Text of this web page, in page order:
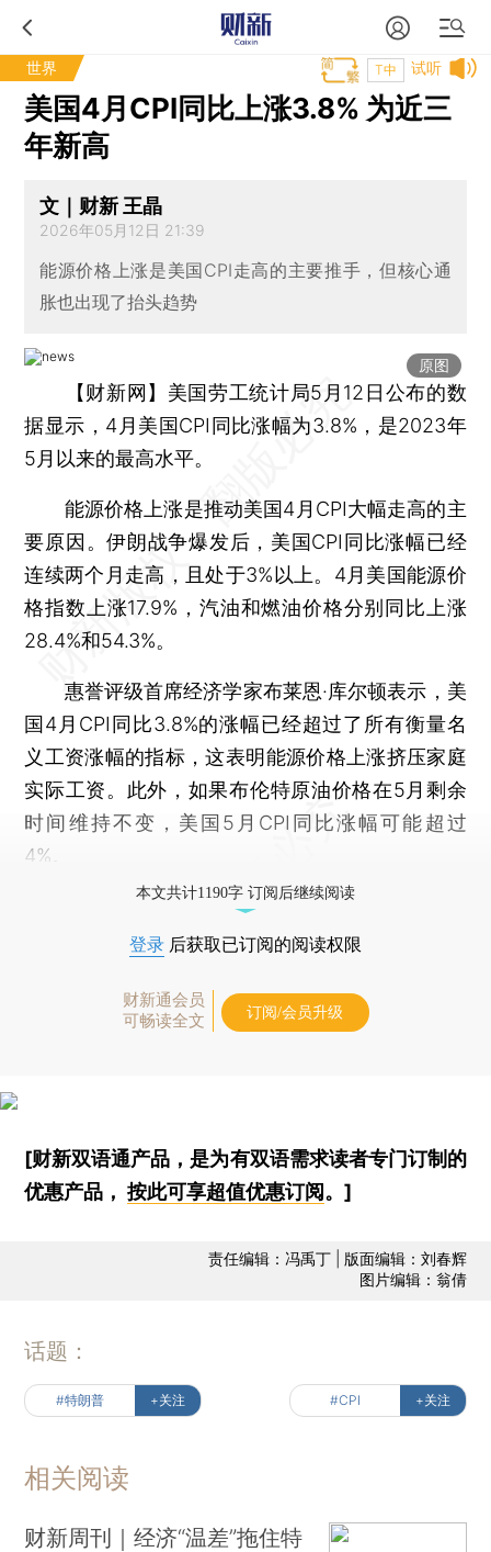
世界 试听
T中
美国4月CPI同比上涨3.8% 为近三
年新高
文｜财新 王晶
2026年05月12日 21:39
能源价格上涨是美国CPI走高的主要推手，但核心通
胀也出现了抬头趋势
原图
【财新网】 美国劳工统计局5月12日公布的数
据显示，4月美国CPI同比涨幅为3.8%，是2023年
5月以来的最高水平。
能源价格上涨是推动美国4月CPI大幅走高的主
要原因。伊朗战争爆发后，美国CPI同比涨幅已经
连续两个月走高，且处于3%以上。4月美国能源价
格指数上涨17.9%，汽油和燃油价格分别同比上涨
28.4%和54.3%。
惠誉评级首席经济学家布莱恩·库尔顿表示，美
国4月CPI同比3.8%的涨幅已经超过了所有衡量名
义工资涨幅的指标，这表明能源价格上涨挤压家庭
实际工资。此外，如果布伦特原油价格在5月剩余
时间维持不变，美国5月CPI同比涨幅可能超过
4%。
本文共计1190字 订阅后继续阅读
登录 后获取已订阅的阅读权限
财新通会员
可畅读全文
订阅/会员升级
[财新双语通产品，是为有双语需求读者专门订制的
优惠产品，按此可享超值优惠订阅 。]
责任编辑：冯禹丁 | 版面编辑：刘春辉
图片编辑：翁倩
话题：
#特朗普 +关注 #CPI +关注
相关阅读
财新周刊｜经济“温差”拖住特